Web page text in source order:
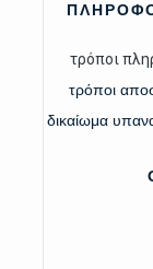
τρόποι
τρόποι
δικαίωμα